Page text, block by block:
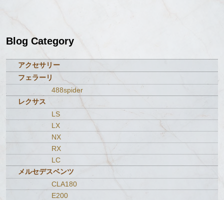
Blog Category
アクセサリー
フェラーリ
488spider
レクサス
LS
LX
NX
RX
LC
メルセデスベンツ
CLA180
E200